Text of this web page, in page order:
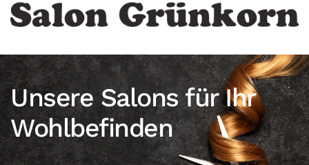
Unsere Salons für Ihr
Wohlbefinden